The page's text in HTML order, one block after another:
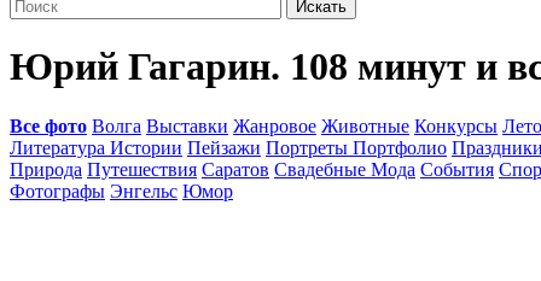
Юрий Гагарин. 108 минут и
Все фото Волга Выставки Жанровое Животные Конкурсы
Литература Истории Пейзажи Портреты Портфолио
Природа Путешествия Саратов Свадебные Мода События
Фотографы Энгельс Юмор